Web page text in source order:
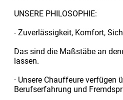
UNSERE PHILOSOPHIE:
- Zuverlässigkeit, Komfort,
Das sind die Maßstäbe an
lassen.
· Unsere Chauffeure verfügen
Berufserfahrung und